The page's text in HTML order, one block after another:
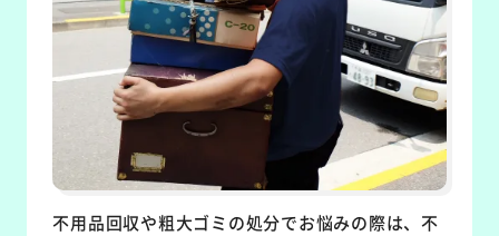
不用品回収や粗大ゴミの処分でお悩みの際は、不